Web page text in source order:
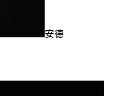
安德